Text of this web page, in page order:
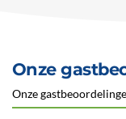
Onze
Onze